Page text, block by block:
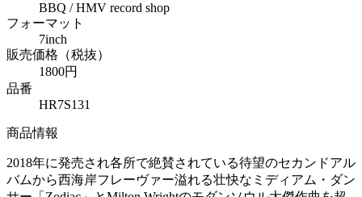
BBQ / HMV record shop
フォーマット
7inch
販売価格（税抜）
1800円
品番
HR7S131
商品情報
2018年に発売され各所で絶賛されている待望のセカンドアル
バムから西海岸フレーヴァー溢れる壮快なミディアム・ダン